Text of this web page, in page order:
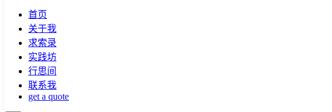
首页
关于我
求索录
实践坊
行思间
联系我
get a quote